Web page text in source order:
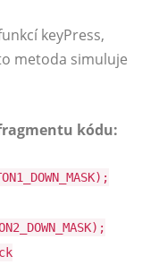
keyPress,
metoda simuluje
kódu: